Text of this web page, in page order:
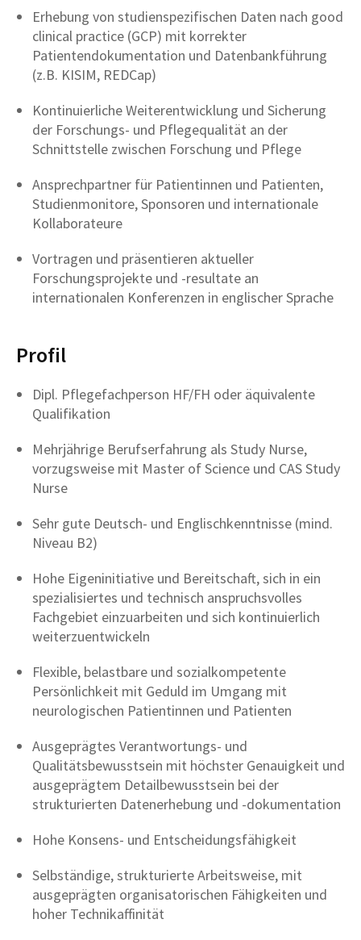
Erhebung von studienspezifischen Daten nach good
clinical practice (GCP) mit korrekter
Patientendokumentation und Datenbankführung
(z.B. KISIM, REDCap)
Kontinuierliche Weiterentwicklung und Sicherung
der Forschungs- und Pflegequalität an der
Schnittstelle zwischen Forschung und Pflege
Ansprechpartner für Patientinnen und Patienten,
Studienmonitore, Sponsoren und internationale
Kollaborateure
Vortragen und präsentieren aktueller
Forschungsprojekte und -resultate an
internationalen Konferenzen in englischer Sprache
Profil
Dipl. Pflegefachperson HF/FH oder äquivalente
Qualifikation
Mehrjährige Berufserfahrung als Study Nurse,
vorzugsweise mit Master of Science und CAS Study
Nurse
Sehr gute Deutsch- und Englischkenntnisse (mind.
Niveau B2)
Hohe Eigeninitiative und Bereitschaft, sich in ein
spezialisiertes und technisch anspruchsvolles
Fachgebiet einzuarbeiten und sich kontinuierlich
weiterzuentwickeln
Flexible, belastbare und sozialkompetente
Persönlichkeit mit Geduld im Umgang mit
neurologischen Patientinnen und Patienten
Ausgeprägtes Verantwortungs- und
Qualitätsbewusstsein mit höchster Genauigkeit und
ausgeprägtem Detailbewusstsein bei der
strukturierten Datenerhebung und -dokumentation
Hohe Konsens- und Entscheidungsfähigkeit
Selbständige, strukturierte Arbeitsweise, mit
ausgeprägten organisatorischen Fähigkeiten und
hoher Technikaffinität